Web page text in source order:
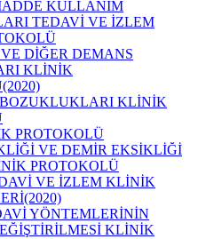
KULLANIM
TEDAVİ VE İZLEM
DİĞER DEMANS
KLİNİK
KLİNİK
PROTOKOLÜ
VE DEMİR EKSİKLİĞİ
PROTOKOLÜ
VE İZLEM KLİNİK
YÖNTEMLERİNİN
KLİNİK